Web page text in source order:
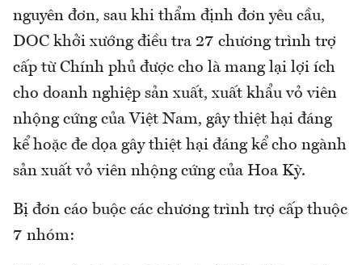
nguyên đơn, sau khi thẩm định đơn yêu cầu,
DOC khởi xướng điều tra 27 chương trình trợ
cấp từ Chính phủ được cho là mang lại lợi ích
cho doanh nghiệp sản xuất, xuất khẩu vỏ viên
nhộng cứng của Việt Nam, gây thiệt hại đáng
kể hoặc đe dọa gây thiệt hại đáng kể cho ngành
sản xuất vỏ viên nhộng cứng của Hoa Kỳ.
Bị đơn cáo buộc các chương trình trợ cấp thuộc
7 nhóm: